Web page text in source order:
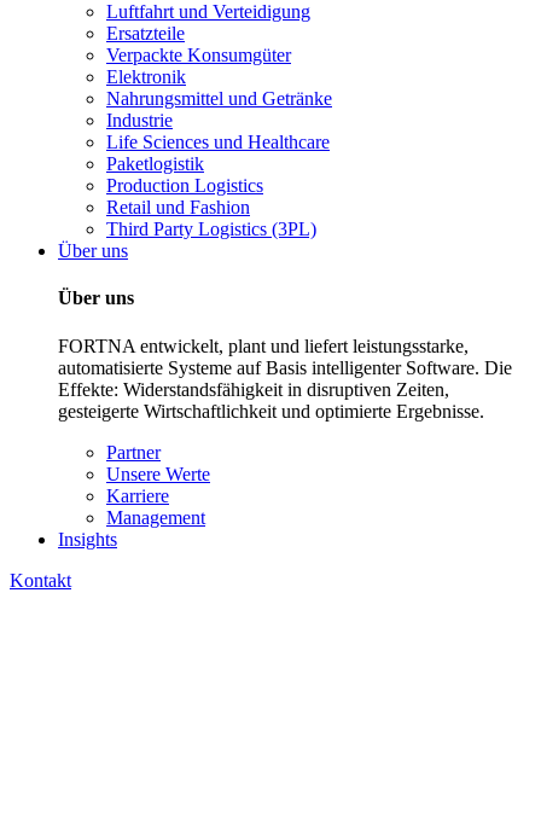
Luftfahrt und Verteidigung
Ersatzteile
Verpackte Konsumgüter
Elektronik
Nahrungsmittel und Getränke
Industrie
Life Sciences und Healthcare
Paketlogistik
Production Logistics
Retail und Fashion
Third Party Logistics (3PL)
Über uns
Über uns
FORTNA entwickelt, plant und liefert leistungsstarke,
automatisierte Systeme auf Basis intelligenter Software. Die
Effekte: Widerstandsfähigkeit in disruptiven Zeiten,
gesteigerte Wirtschaftlichkeit und optimierte Ergebnisse.
Partner
Unsere Werte
Karriere
Management
Insights
Kontakt